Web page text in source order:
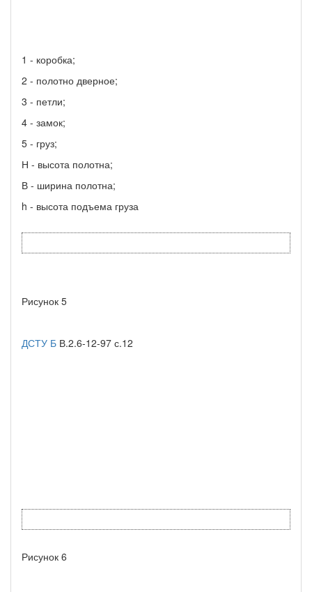
1 - коробка;
2 - полотно дверное;
3 - петли;
4 - замок;
5 - груз;
Н - высота полотна;
В - ширина полотна;
h - высота подъема груза
Рисунок 5
ДСТУ Б В.2.6-12-97 с.12
Рисунок 6